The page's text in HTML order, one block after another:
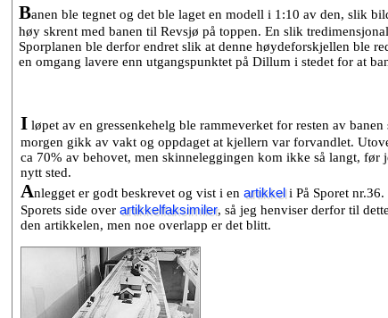
Banen ble tegnet og det ble laget en modell i 1:10 av den, slik
høy skrent med banen til Revsjø på toppen. En slik
Sporplanen ble derfor endret slik at denne høydeforskjellen ble
en omgang lavere enn utgangspunktet på Dillum i stedet for at
I løpet av en gressenkehelg ble rammeverket for resten av
morgen gikk av vakt og oppdaget at kjellern var forvandlet.
ca 70% av behovet, men skinneleggingen kom ikke så langt, før
nytt sted.
Anlegget er godt beskrevet og vist i en artikkeli På Sporet
Sporets side over artikkelfaksimiler, så jeg henviser derfor til
den artikkelen, men noe overlapp er det blitt.